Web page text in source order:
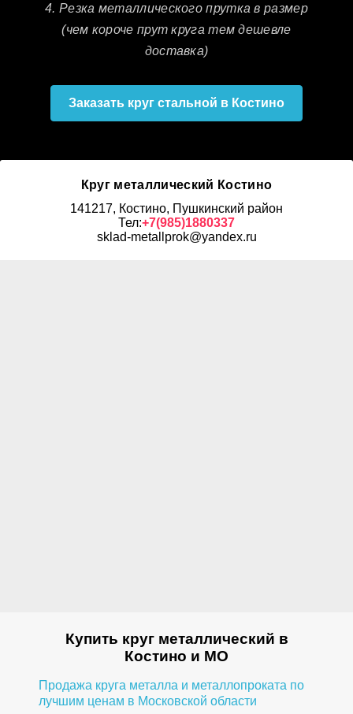
4. Резка металлического прутка в размер
(чем короче прут круга тем дешевле
доставка)
Заказать круг стальной в Костино
Круг металлический Костино
141217, Костино, Пушкинский район
Тел:+7(985)1880337
sklad-metallprok@yandex.ru
Купить круг металлический в
Костино и МО
Продажа круга металла и металлопроката по
лучшим ценам в Московской области